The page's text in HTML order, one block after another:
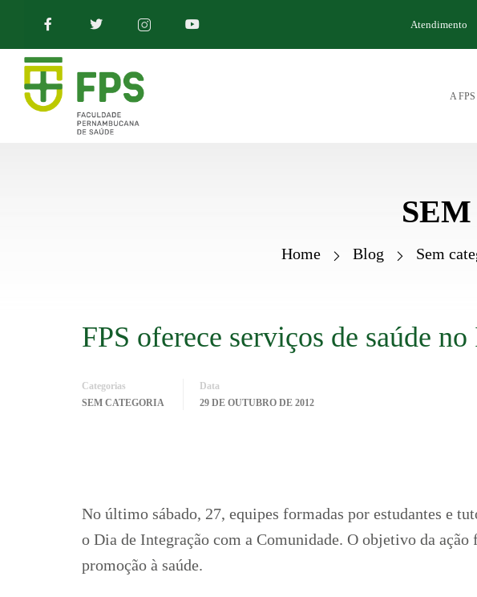
Atendimento
A FPS
Home Blog Sem
FPS oferece serviços de saúde
Categorias
SEM CATEGORIA
Data
29 DE OUTUBRO DE 2012
No último sábado, 27, equipes formadas por estudantes e
o Dia de Integração com a Comunidade. O objetivo da
promoção à saúde.